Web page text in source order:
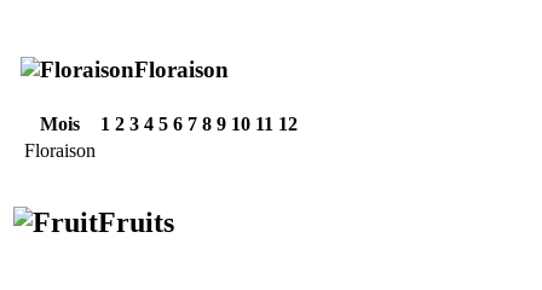
Floraison
Mois 1 2 3 4 5 6 7 8 9 10 11 12
Floraison
Fruits